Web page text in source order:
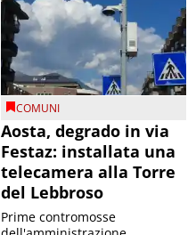
COMUNI
Aosta, degrado in via
Festaz: installata una
telecamera alla Torre
del Lebbroso
Prime contromosse